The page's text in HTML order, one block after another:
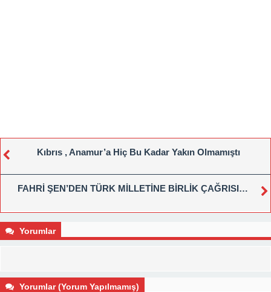
Kıbrıs , Anamur’a Hiç Bu Kadar Yakın Olmamıştı
FAHRİ ŞEN’DEN TÜRK MİLLETİNE BİRLİK ÇAĞRISI…
Yorumlar
Yorumlar (Yorum Yapılmamış)